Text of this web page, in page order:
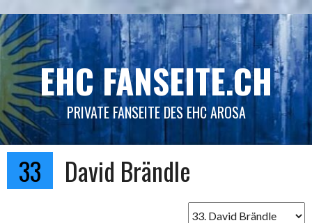
zum
Inhalt
EHC FANSEITE.CH
PRIVATE FANSEITE DES EHC AROSA
33 David Brändle